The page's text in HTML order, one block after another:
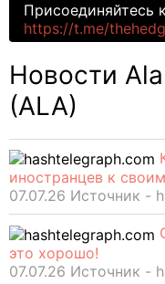
Присоединяйтесь
https://t.me/
Новости
(ALA)
иностранцев к
07.07.26 Источник -
это хорошо!
07.07.26 Источник -